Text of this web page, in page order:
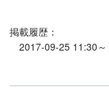
掲載履歴：